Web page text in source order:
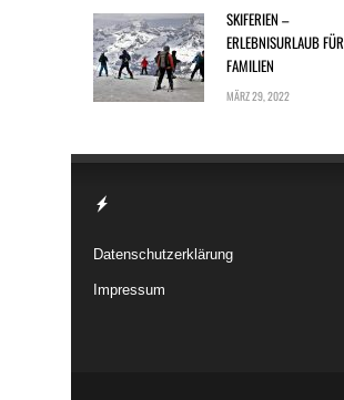
SKIFERIEN –
ERLEBNISURLAUB FÜR
FAMILIEN
MÄRZ 29, 2022
Datenschutzerklärung
Impressum